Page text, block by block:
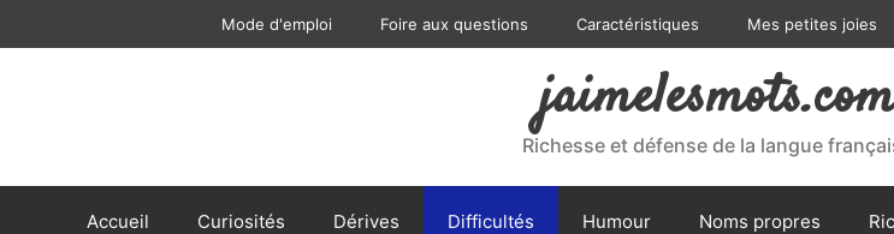
Mode d'emploi Foire aux questions Caractéristiques Mes petites joies
Richesse et défense de la langue
Accueil Curiosités Dérives Difficultés Humour Noms propres